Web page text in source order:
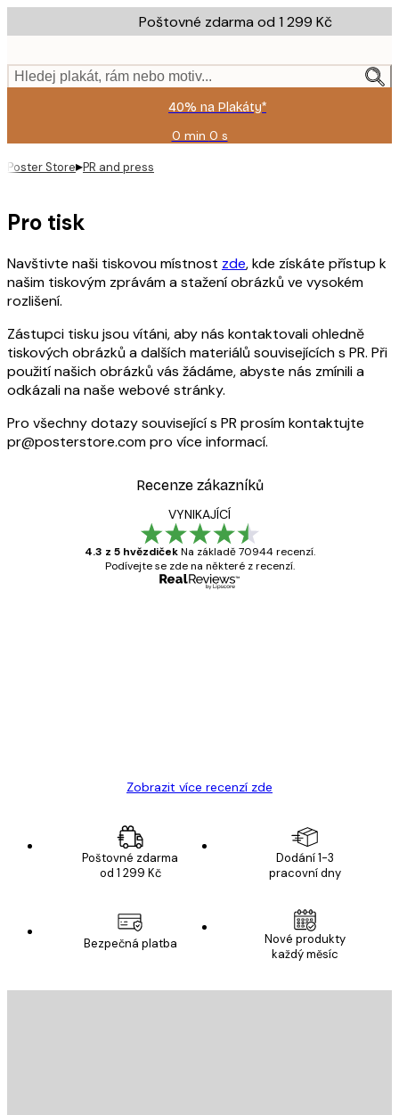
to
content.
Poštovné zdarma od 1 299 Kč
Hledej plakát, rám nebo motiv...
40% na Plakáty*
0 min 0 s
Platné
Poster Store▸PR and press
Pro tisk
Navštivte naši tiskovou místnost zde, kde získáte přístup k
našim tiskovým zprávám a stažení obrázků ve vysokém
rozlišení.
Zástupci tisku jsou vítáni, aby nás kontaktovali ohledně
tiskových obrázků a dalších materiálů souvisejících s PR. Při
použití našich obrázků vás žádáme, abyste nás zmínili a
odkázali na naše webové stránky.
Pro všechny dotazy související s PR prosím kontaktujte
pr@posterstore.com pro více informací.
Recenze zákazníků
VYNIKAJÍCÍ
4.3 z 5 hvězdiček Na základě 70944 recenzí.
Podívejte se zde na některé z recenzí.
Zobrazit více recenzí zde
Poštovné zdarma
od 1 299 Kč
Dodání 1-3
pracovní dny
Bezpečná platba
Nové produkty
každý měsíc